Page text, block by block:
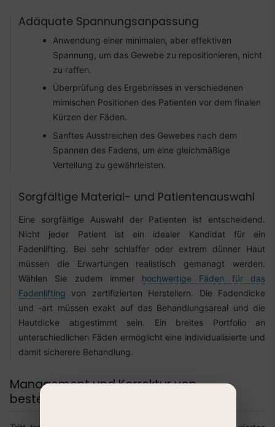
Adäquate Spannungsanpassung
Anwendung einer minimalen, aber effektiven
Spannung, um das Gewebe zu repositionieren, nicht
zu raffen.
Überprüfung des Ergebnisses in verschiedenen
mimischen Positionen des Patienten vor dem finalen
Kürzen der Fäden.
Sanftes Ausstreichen des Gewebes nach dem
Spannen des Fadens, um eine gleichmäßige
Verteilung zu gewährleisten.
Sorgfältige Material- und Patientenauswahl
Eine sorgfältige Auswahl der Patienten ist entscheidend.
Nicht jeder Patient ist ein idealer Kandidat für ein
Fadenlifting. Bei sehr schlaffer oder extrem dünner Haut
müssen die Erwartungen realistisch gemanagt werden.
Wählen Sie zudem immer hochwertige Fäden für das
Fadenlifting von zertifizierten Herstellern. Die Fadendicke
und -art müssen exakt auf das Behandlungsareal und die
Hautdicke abgestimmt sein. Ein breites Portfolio an
unterschiedlichen Fäden ermöglicht eine individualisierte und
damit sicherere Behandlung.
Management und Korrektur von
bestehendem Dimpling